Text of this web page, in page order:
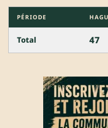
PÉRIODE
Total 47